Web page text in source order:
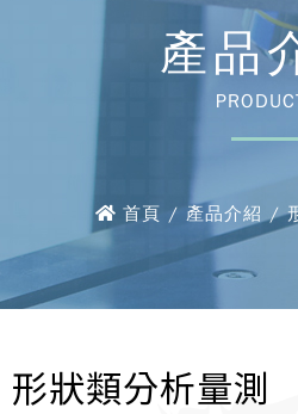
產品
首頁 / 產品介紹 /
形狀類分析量測